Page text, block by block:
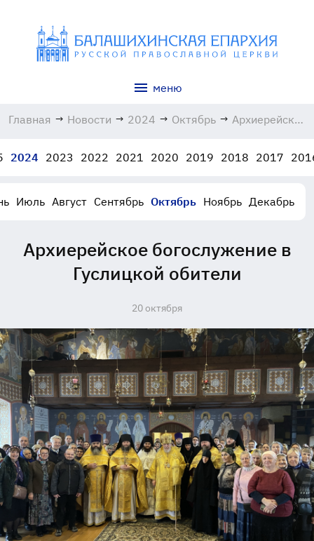
меню
Главная → Новости → 2024 → Октябрь → Архиерейское
обители
2024 2023 2022 2021 2020 2019 2018 2017
Июль Август Сентябрь Октябрь Ноябрь Декабрь
Архиерейское богослужение в
Гуслицкой обители
20 октября